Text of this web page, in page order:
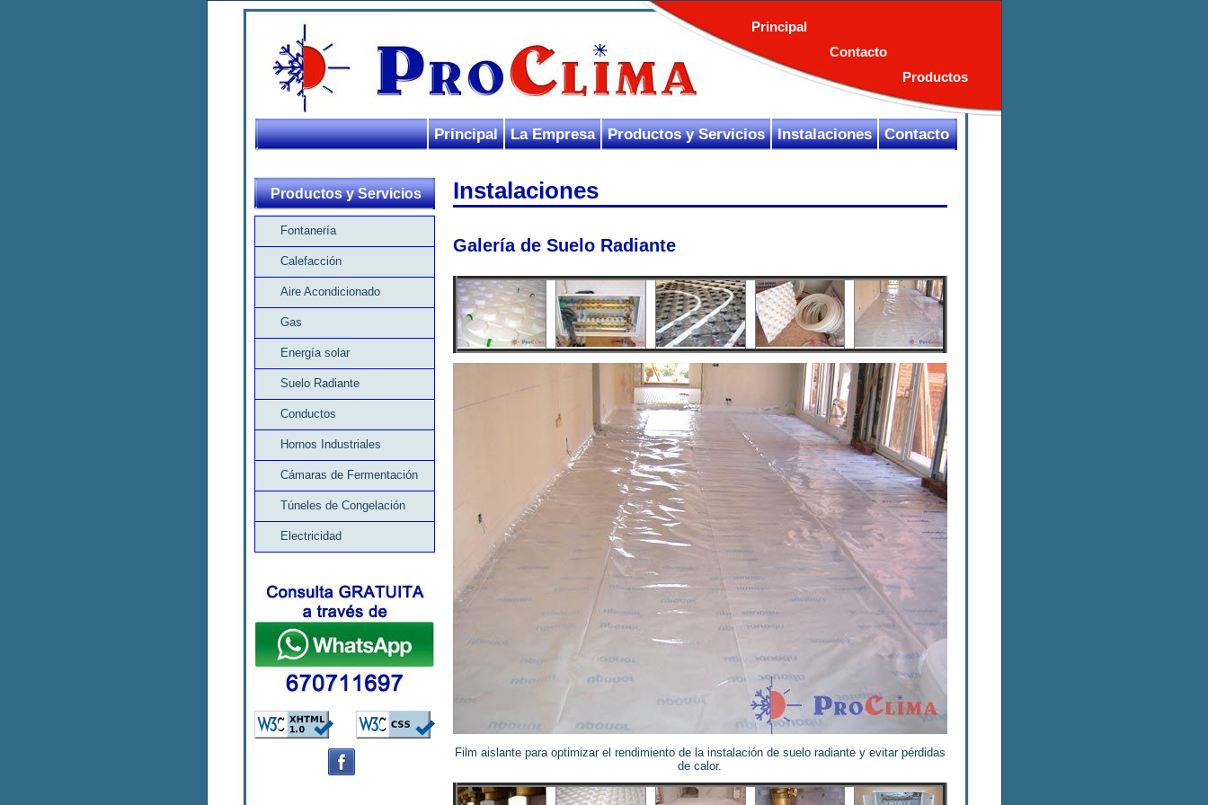
Principal
Contacto
Productos
Contacto
Instalaciones
Productos y Servicios
La Empresa
Principal
Productos y Servicios
Fontanería
Calefacción
Aire Acondicionado
Gas
Energía solar
Suelo Radiante
Conductos
Hornos Industriales
Cámaras de Fermentación
Túneles de Congelación
Electricidad
Instalaciones
Galería de Suelo Radiante
Film aislante para optimizar el rendimiento de la instalación de suelo radiante y evitar pérdidas
de calor.